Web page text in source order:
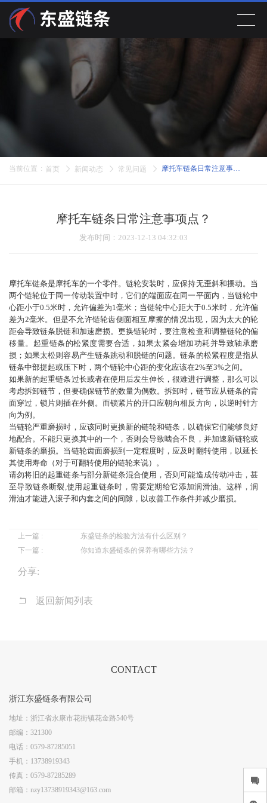
新闻动态
联系我们
CH
当前位置 : 首页 新闻动态 常见问题 摩托车链条日常注意事项点？
摩托车链条日常注意事项点？
发布时间 ：2023-12-13 04:32:03
摩托车链条是摩托车的一个零件。链轮安装时，应保持无歪斜和摆动。当
两个链轮位于同一传动装置中时，它们的端面应在同一平面内，当链轮中
心距小于0.5米时，允许偏差为1毫米；当链轮中心距大于0.5米时，允许偏
差为2毫米。但是不允许链轮齿侧面相互摩擦的情况出现，因为太大的轮
距会导致链条脱链和加速磨损。更换链轮时，要注意检查和调整链轮的偏
移量。起重链条的松紧度需要合适，如果太紧会增加功耗并导致轴承磨
损；如果太松则容易产生链条跳动和脱链的问题。链条的松紧程度是指从
链条中部提起或压下时，两个链轮中心距的变化应该在2%至3%之间。
如果新的起重链条过长或者在使用后发生伸长，很难进行调整，那么可以
考虑拆卸链节，但要确保链节的数量为偶数。拆卸时，链节应从链条的背
面穿过，锁片则插在外侧。而锁紧片的开口应朝向相反方向，以逆时针方
向为例。
当链轮严重磨损时，应该同时更换新的链轮和链条，以确保它们能够良好
地配合。不能只更换其中的一个，否则会导致啮合不良，并加速新链轮或
新链条的磨损。当链轮齿面磨损到一定程度时，应及时翻转使用，以延长
其使用寿命（对于可翻转使用的链轮来说）。
请勿将旧的起重链条与部分新链条混合使用，否则可能造成传动冲击，甚
至导致链条断裂,使用起重链条时，需要定期给它添加润滑油。这样，润
滑油才能进入滚子和内套之间的间隙，以改善工作条件并减少磨损。
上一篇 :
东盛链条的检验方法有什么区别？
下一篇 :
你知道东盛链条的保养有哪些方法？
分享:
返回新闻列表
CONTACT
浙江东盛链条有限公司
地址： 浙江省永康市花街镇花金路540号
邮编： 321300
电话： 0579-87285051
手机： 13738919343
传真： 0579-87285289
邮箱： nzy13738919343@163.com
欢
迎
录